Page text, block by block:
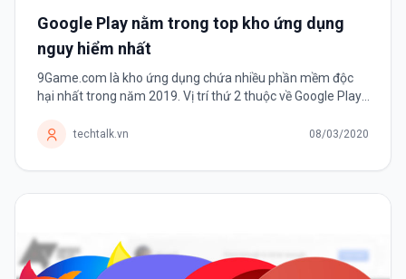
Google Play nằm trong top kho ứng dụng
nguy hiểm nhất
9Game.com là kho ứng dụng chứa nhiều phần mềm độc
hại nhất trong năm 2019. Vị trí thứ 2 thuộc về Google Play.
năm 2019 của công ty...
techtalk.vn 08/03/2020